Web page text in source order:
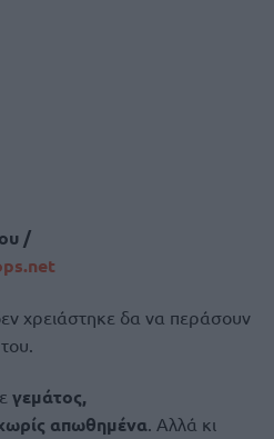
/
t
χρειάστηκε δα να περάσουν
γεμάτος,
απωθημένα. Αλλά κι